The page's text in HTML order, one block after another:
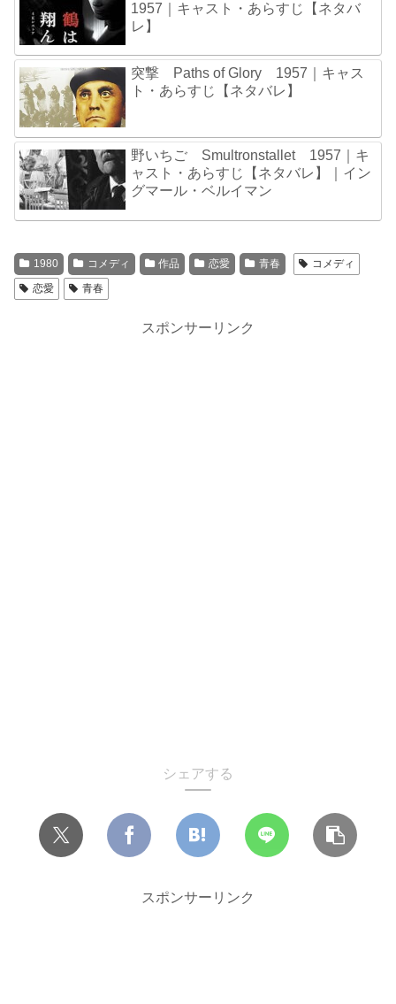
1957｜キャスト・あらすじ【ネタバ
レ】
突撃 Paths of Glory 1957｜キャス
ト・あらすじ【ネタバレ】
野いちご Smultronstallet 1957｜キ
ャスト・あらすじ【ネタバレ】｜イン
グマール・ベルイマン
1980 コメディ 作品 恋愛 青春
コメディ
恋愛
青春
スポンサーリンク
シェアする
スポンサーリンク